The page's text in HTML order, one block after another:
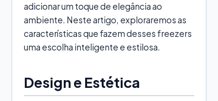
adicionar um toque de elegância ao
ambiente. Neste artigo, exploraremos as
características que fazem desses freezers
uma escolha inteligente e estilosa.
Design e Estética